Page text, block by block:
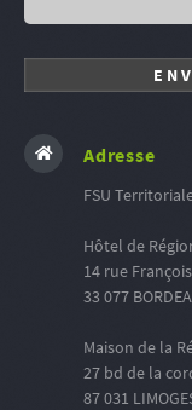
Adresse
FSU
Hôtel de
14 rue
33 077
Maison de la
27 bd de la
87 031